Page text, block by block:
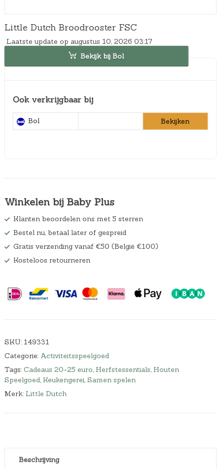
Little Dutch Broodrooster FSC
Laatste update op augustus 10, 2026 03:17
Bekijk bij Bol
Ook verkrijgbaar bij
Bol Bekijken
Winkelen bij Baby Plus
Klanten beoordelen ons met 5 sterren
Bestel nu, betaal later of gespreid
Gratis verzending vanaf €50 (België €100)
Kosteloos retourneren
SKU: 149331
Categorie: Activiteitsspeelgoed
Tags: Cadeaus 20-25 euro, Herfstessentials, Houten
Speelgoed, Keukengerei, Samen spelen
Merk: Little Dutch
Beschrijving